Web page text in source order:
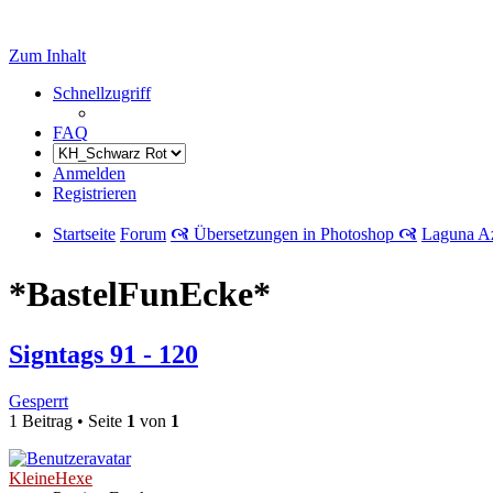
Zum Inhalt
Schnellzugriff
FAQ
Anmelden
Registrieren
Startseite Forum 🙧 Übersetzungen in Photoshop 🙧 Laguna
*BastelFunEcke*
Signtags 91 - 120
Gesperrt
1 Beitrag • Seite 1 von 1
KleineHexe